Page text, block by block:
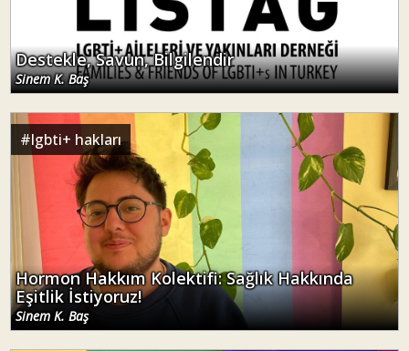
Destekle, Savun, Bilgilendir
Sinem K. Baş
#lgbti+ hakları
Hormon Hakkım Kolektifi: Sağlık Hakkında
Eşitlik İstiyoruz!
Sinem K. Baş